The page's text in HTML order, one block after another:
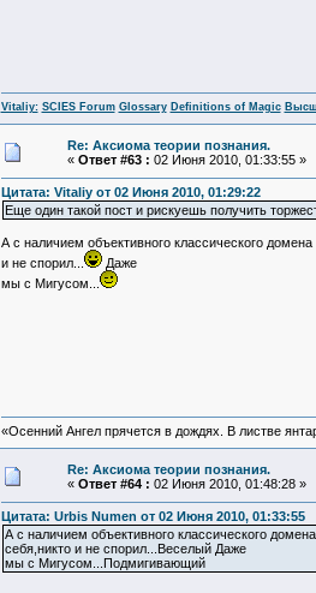
Vitaliy: SCIES Forum Glossary Definitions of Magic
Re: Аксиома теории познания.
« Ответ #63 : 02 Июня 2010, 01:33:55 »
Цитата: Vitaliy от 02 Июня 2010, 01:29:22
Еще один такой пост и рискуешь получить
А с наличием объективного классического
и не спорил...
Даже
мы с Мигусом...
«Осенний Ангел прячется в дождях. В листве
Re: Аксиома теории познания.
« Ответ #64 : 02 Июня 2010, 01:48:28 »
Цитата: Urbis Numen от 02 Июня 2010, 01:33:55
А с наличием объективного классического
себя,никто и не спорил...Веселый Даже
мы с Мигусом...Подмигивающий